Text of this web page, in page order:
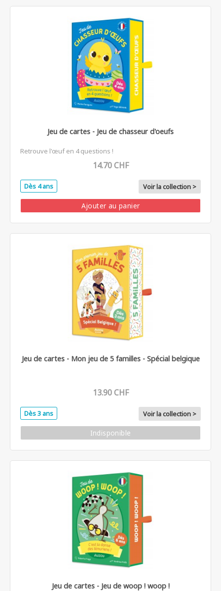
Jeu de cartes - Jeu de chasseur d'oeufs
Retrouve l'œuf en 4 questions !
14.70 CHF
Dès 4 ans Voir la collection >
Ajouter au panier
Jeu de cartes - Mon jeu de 5 familles - Spécial belgique
13.90 CHF
Dès 3 ans Voir la collection >
Indisponible
Jeu de cartes - Jeu de woop ! woop !